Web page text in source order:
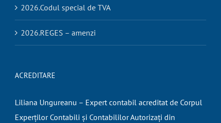
2026.Codul special de TVA
2026.REGES – amenzi
ACREDITARE
Liliana Ungureanu – Expert contabil acreditat de Corpul
Experților Contabili și Contabililor Autorizați din